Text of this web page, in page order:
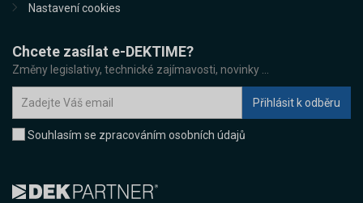
Nastavení cookies
Chcete zasílat e-DEKTIME?
Změny legislativy, technické zajímavosti, novinky ...
Souhlasím se zpracováním osobních údajů